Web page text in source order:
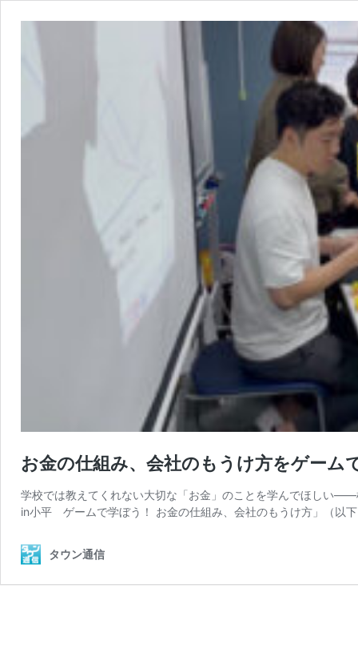
お金の仕組み、会社のもうけ方をゲーム
学校では教えてくれない大切な「お金」のことを学んでほしい
in小平 ゲームで学ぼう！ お金の仕組み、会社のもうけ方」（以
タウン通信